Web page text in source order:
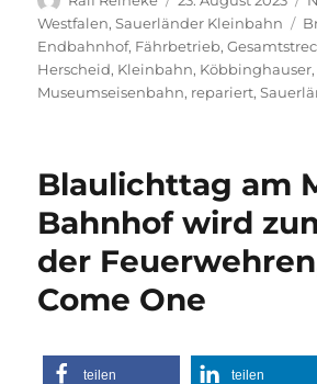
am
Westfalen,Sauerländer Kleinbahn
Endbahnhof, Fährbetrieb,
Herscheid, Kleinbahn, Köbbinghauser,
Museumseisenbahn, repariert,
Blaulichttag am
Bahnhof wird
der
Come One
teilen teilen